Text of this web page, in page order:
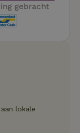
gebracht
lokale
Targeting